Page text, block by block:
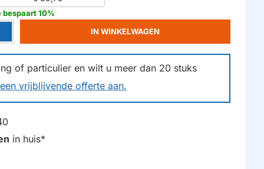
bespaart 10%
of particulier en wilt u meer dan 20 stuks
vrijblijvende offerte aan.
IN WINKELWAGEN
in huis*